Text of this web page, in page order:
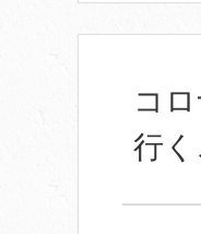
コ
行く